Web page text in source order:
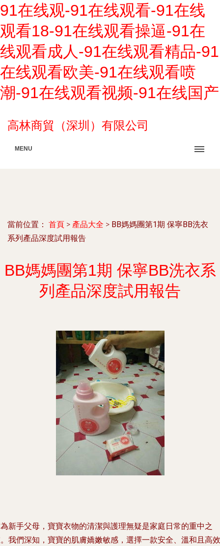
91在线观-91在线观看-91在线
观看18-91在线观看操逼-91在
线观看成人-91在线观看精品-91
在线观看欧美-91在线观看喷
潮-91在线观看视频-91在线国产
高林商貿（深圳）有限公司
MENU
當前位置： 首頁 > 產品大全 > BB媽媽團第1期 保寧BB洗衣
系列產品深度試用報告
BB媽媽團第1期 保寧BB洗衣系
列產品深度試用報告
新手父母，寶寶衣物的清潔與護理無疑是家庭日常的重中之
我們深知，寶寶的肌膚嬌嫩敏感，選擇一款安全、溫和且高效